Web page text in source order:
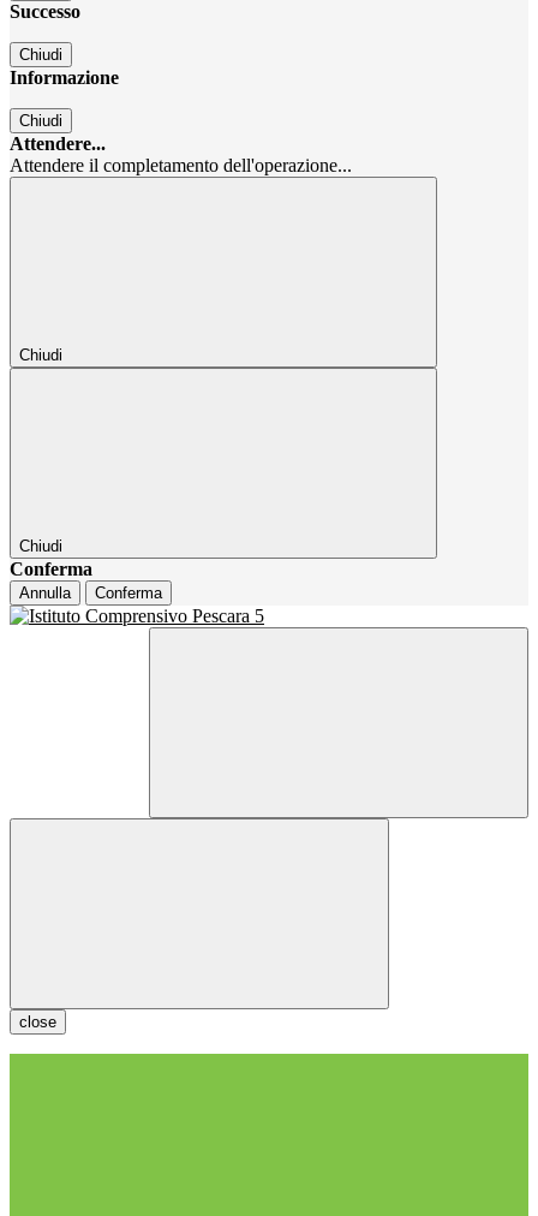
Successo
Chiudi
Informazione
Chiudi
Attendere...
Attendere il completamento dell'operazione...
Chiudi
Chiudi
Conferma
Annulla Conferma
close